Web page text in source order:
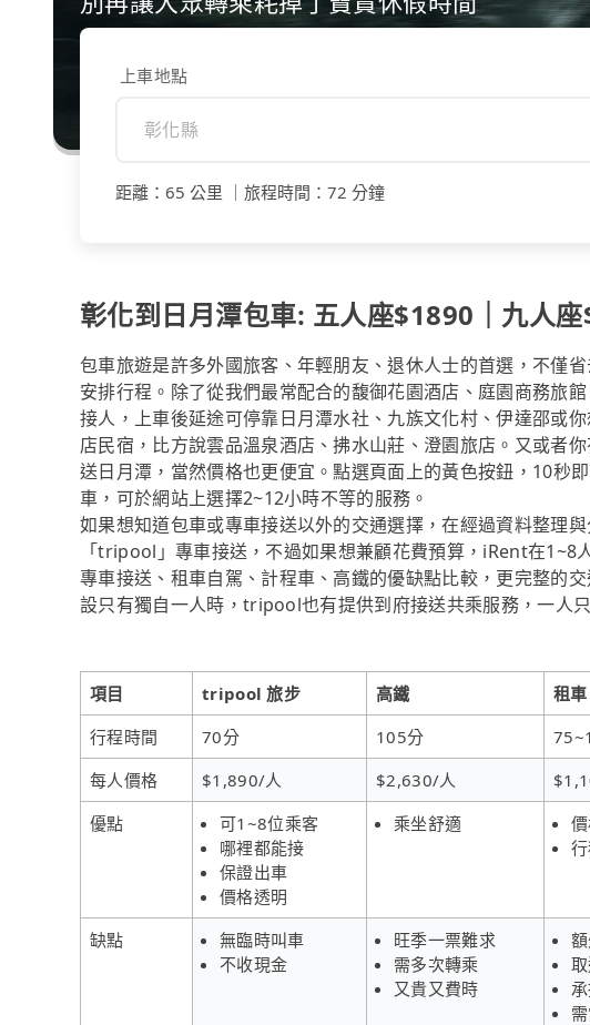
上車地點
距離 ： 65 公里 旅程時間 ： 72 分鐘
彰化到日月潭包車: 五人座$1890｜九人
包車旅遊是許多外國旅客、年輕朋友、退休人士的首選，不僅
安排行程。除了從我們最常配合的馥御花園酒店、庭園商務旅
接人，上車後延途可停靠日月潭水社、九族文化村、伊達邵或
店民宿，比方說雲品溫泉酒店、拂水山莊、澄園旅店。又或者
送日月潭，當然價格也更便宜。點選頁面上的黃色按鈕，10秒
車，可於網站上選擇2~12小時不等的服務。
如果想知道包車或專車接送以外的交通選擇，在經過資料整理
「tripool」專車接送，不過如果想兼顧花費預算，iRent在1~8
專車接送、租車自駕、計程車、高鐵的優缺點比較，更完整的
設只有獨自一人時，tripool也有提供到府接送共乘服務，一人
項目 tripool 旅步 高鐵 租車
行程時間
70分 105分
每人價格
$1,890/人 $2,630/人
優點
可1~8位乘客
哪裡都能接
保證出車
價格透明
乘坐舒適
缺點
無臨時叫車
不收現金
旺季一票難求
需多次轉乘
又貴又費時